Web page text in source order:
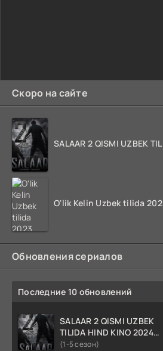
Скоро на сайте
Обновления сериалов
Последние 10 обновлений
SALAAR 2 QISMI UZBEK
TILIDA HIND KINO 2024
TARJIMA 720p HD Skachat
(1-5 сезон)